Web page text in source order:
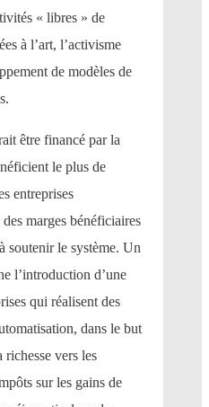
« libres » de
à l’art, l’activisme
de modèles de
être financé par la
le plus de
entreprises
marges bénéficiaires
soutenir le système. Un
l’introduction d’une
qui réalisent des
dans le but
vers les
sur les gains de